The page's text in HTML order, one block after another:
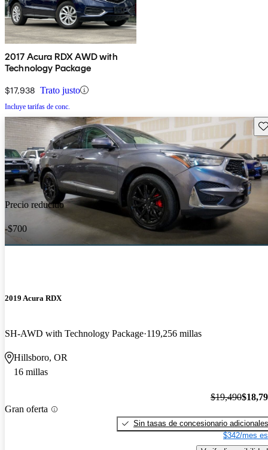
2017 Acura RDX AWD with
Technology Package
$17,938 Trato justo
Incluye tarifas de conc.
Precio reducido
-$700
2019 Acura RDX
SH-AWD with Technology Package 119,256 millas
Hillsboro, OR
16 millas
Gran oferta
$19,490
Sin tasas de concesionario adicionales
$342/mes